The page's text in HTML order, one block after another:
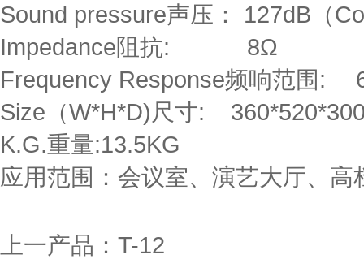
Sound pressure声压： 127dB（
Impedance阻抗: 8Ω
Frequency Response频响范围:
Size（W*H*D)尺寸:
K.G.重量:13.5KG
应用范围：会议室、演艺大厅、
上一产品： T-12